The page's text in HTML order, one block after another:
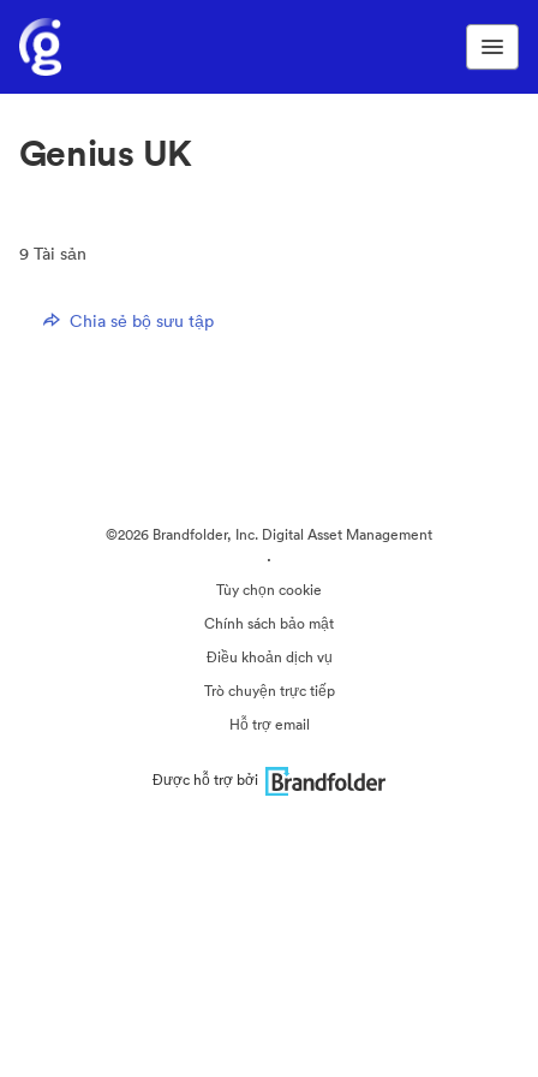
Genius UK
9 Tài sản
Chia sẻ bộ sưu tập
©2026 Brandfolder, Inc. Digital Asset Management
·
Tùy chọn cookie
Chính sách bảo mật
Điều khoản dịch vụ
Trò chuyện trực tiếp
Hỗ trợ email
Được hỗ trợ bởi